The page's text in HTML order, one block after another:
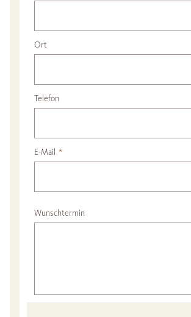
Ort
Telefon
E-Mail *
Wunschtermin